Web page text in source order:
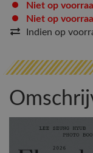
Niet op
Niet op
Indien op